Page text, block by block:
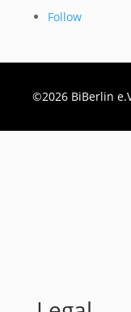
Follow
©2026 BiBerlin